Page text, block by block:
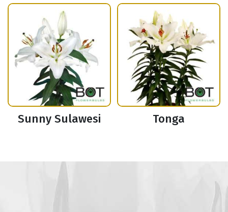
Sunny Sulawesi Tonga